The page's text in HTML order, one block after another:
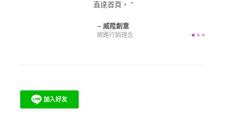
直達首頁。
威陞創意
網路行銷理念.